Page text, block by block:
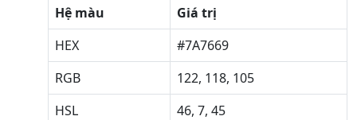
Hệ màu
Giá trị
HEX
#7A7669
RGB
122, 118, 105
HSL
46, 7, 45